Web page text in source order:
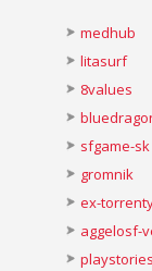
medhub
litasurf
8values
sfgame-sk
gromnik
ex-
aggelosf-